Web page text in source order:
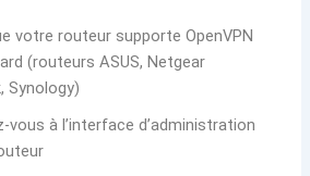
votre routeur supporte OpenVPN
(routeurs ASUS, Netgear
Synology)
vous à l’interface d’administration